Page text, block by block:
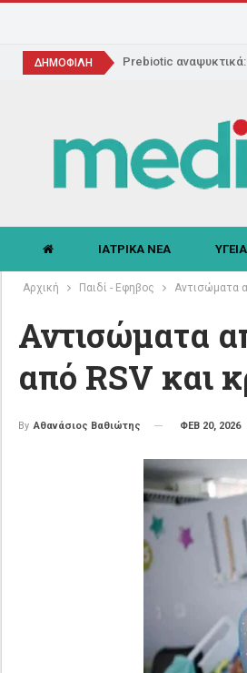
ΔΗΜΟΦΙΛΗ Prebiotic αναψυκτικά:
ΙΑΤΡΙΚΑ ΝΕΑ ΥΓΕΙΑ
Αρχική Παιδί - Εφηβος Αντισώματα
Αντισώματα
από RSV και
By Αθανάσιος Βαθιώτης ΦΕΒ 20, 2026